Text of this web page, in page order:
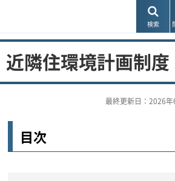
検索
近隣住環境計画制度
最終更新日：2026年
目次